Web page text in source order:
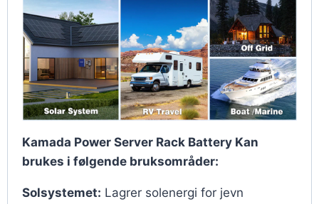
Kamada Power Server Rack Battery Kan
brukes i følgende bruksområder:
Solsystemet: Lagrer solenergi for jevn